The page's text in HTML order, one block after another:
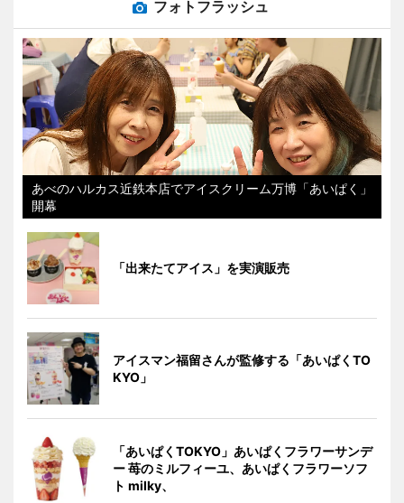
フォトフラッシュ
あべのハルカス近鉄本店でアイスクリーム万博「あいぱく」
開幕
「出来たてアイス」を実演販売
アイスマン福留さんが監修する「あいぱくTO
KYO」
「あいぱくTOKYO」あいぱくフラワーサンデ
ー 苺のミルフィーユ、あいぱくフラワーソフ
ト milky、